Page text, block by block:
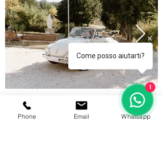
Phone Email Whatsapp
Come posso aiutarti?
1